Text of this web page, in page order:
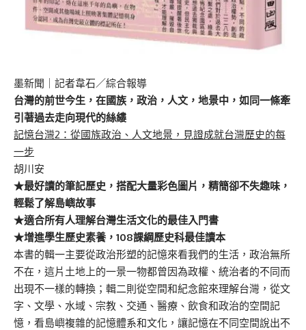
墨新聞 ｜記者韋石／綜合報導
台灣的前世今生，在國族，政治，人文，地景中，如同一條牽
引著過去走向現代的絲縷
記憶台灣2：從國族政治、人文地景，見證成就台灣歷史的每
一步
胡川安
★最好讀的筆記歷史，搭配大量彩色圖片，精簡卻不失趣味，
輕鬆了解島嶼故事
★適合所有人理解台灣生活文化的最佳入門書
★增進學生歷史素養，108課綱歷史科最佳讀本
本書的輯一主要從政治形塑的記憶來看我們的生活，政治無所
不在，這片土地上的一景一物都曾因為政權、統治者的不同而
出現不一樣的轉換；輯二則從空間和紀念館來理解台灣，從文
字、文學、水域、宗教、交通、醫療、飲食和政治的空間記
憶，看島嶼複雜的記憶體系和文化，讓記憶在不同空間說出不